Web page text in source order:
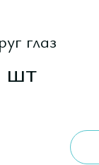
глаз
шт